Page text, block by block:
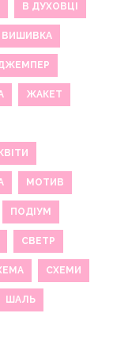
В ДУХОВЦІ
ВИШИВКА
ЖАКЕТ
КВІТИ
МОТИВ
ПОДІУМ
СВЕТР
СХЕМИ
ШАЛЬ